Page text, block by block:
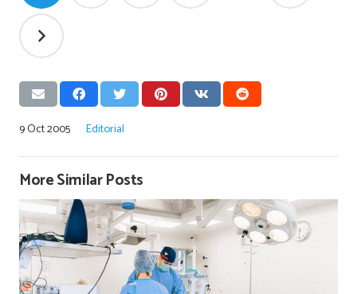
publications
9 Oct 2005 Editorial
More Similar Posts